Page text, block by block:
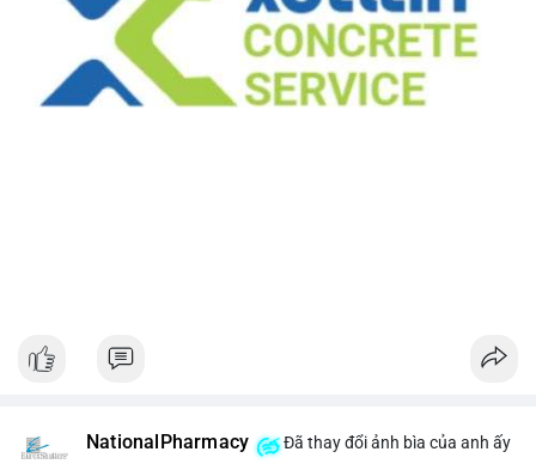
NationalPharmacy Đã thay đổi ảnh bìa của anh ấy